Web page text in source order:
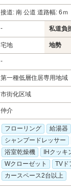
接道: 南 公道 道路幅: 6ｍ
- 私道負
宅地 地勢
-
第一種低層住居専用地域
市街化区域
仲介
フローリング 給湯器
シャンプードレッサー
浴室乾燥機
IHクッキ
Wクローゼット
TVド
カースペース2台以上